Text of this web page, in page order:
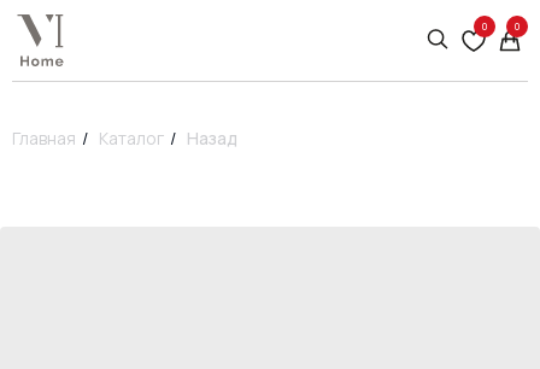
0 0
Главная / Каталог / Назад